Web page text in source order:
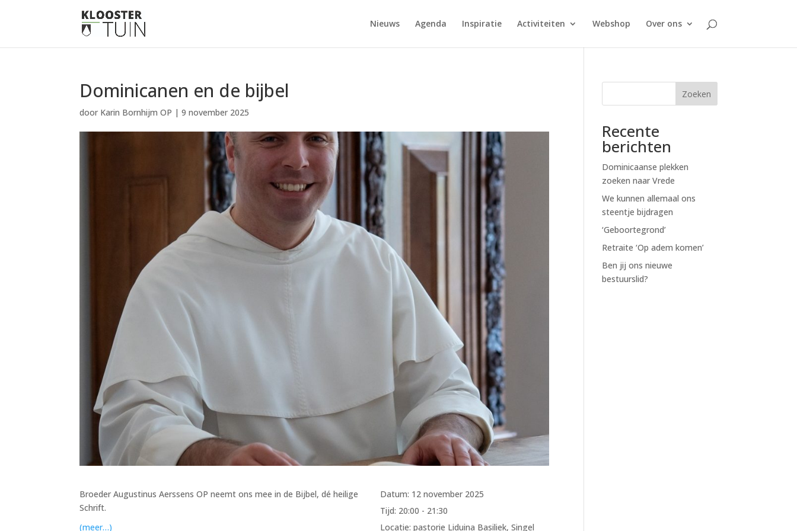
Nieuws Agenda Inspiratie Activiteiten Webshop Over ons
Dominicanen en de bijbel
door Karin Bornhijm OP |9 november 2025
Datum: 12 november 2025
Tijd: 20:00 - 21:30
Locatie:pastorie Liduina Basiliek, Singel
Broeder Augustinus Aerssens OP neemt ons mee in de Bijbel, dé heilige
Schrift.
(meer…)
Zoeken
Recente
berichten
Dominicaanse plekken
zoeken naar Vrede
We kunnen allemaal ons
steentje bijdragen
‘Geboortegrond’
Retraite ‘Op adem komen’
Ben jij ons nieuwe
bestuurslid?